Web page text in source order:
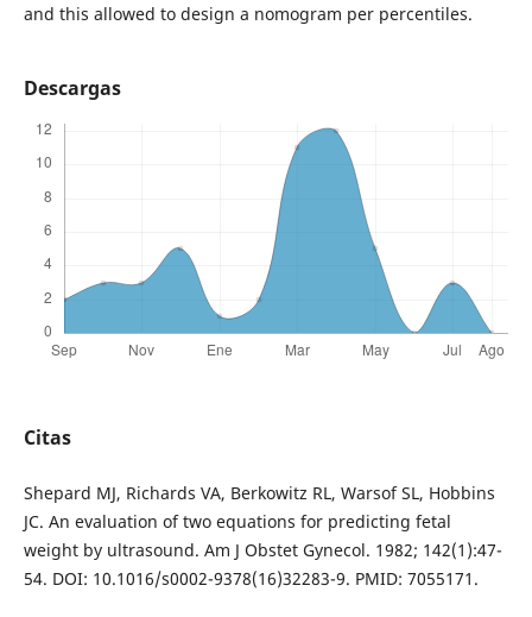
and this allowed to design a nomogram per percentiles.
Descargas
Citas
Shepard MJ, Richards VA, Berkowitz RL, Warsof SL, Hobbins
JC. An evaluation of two equations for predicting fetal
weight by ultrasound. Am J Obstet Gynecol. 1982; 142(1):47-
54. DOI: 10.1016/s0002-9378(16)32283-9. PMID: 7055171.